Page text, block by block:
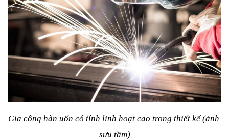
Gia công hàn uốn có tính linh hoạt cao trong thiết kế (ảnh
sưu tầm)